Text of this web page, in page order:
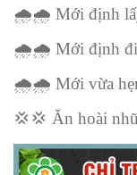
🌧🌧 Mới định
🌧🌧 Mới định
🌧🌧 Mới vừa
💢💢 Ăn hoài